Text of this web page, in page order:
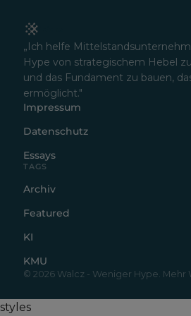
„Ich helfe
Hype von strategischem Hebel
und das Fundament zu bauen,
ermöglicht."
Impressum
Datenschutz
Essays
TAGS
Archiv
Featured
KI
KMU
© 2026 Walcz - Weniger Hype. Mehr
styles